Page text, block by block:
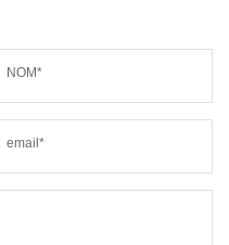
NOM*
email*